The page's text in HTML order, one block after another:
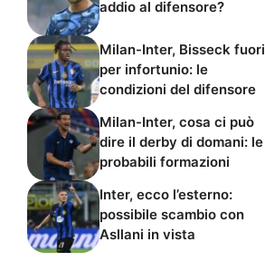
addio al difensore?
Milan-Inter, Bisseck fuori
per infortunio: le
condizioni del difensore
Milan-Inter, cosa ci può
dire il derby di domani: le
probabili formazioni
Inter, ecco l’esterno:
possibile scambio con
Asllani in vista